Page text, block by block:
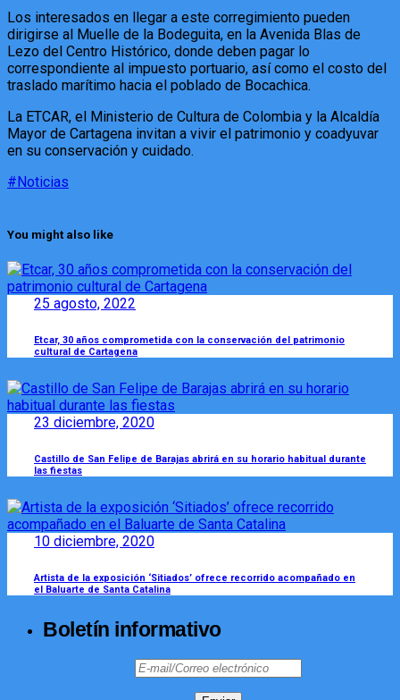
Los interesados en llegar a este corregimiento pueden
dirigirse al Muelle de la Bodeguita, en la Avenida Blas de
Lezo del Centro Histórico, donde deben pagar lo
correspondiente al impuesto portuario, así como el costo del
traslado marítimo hacia el poblado de Bocachica.
La ETCAR, el Ministerio de Cultura de Colombia y la Alcaldía
Mayor de Cartagena invitan a vivir el patrimonio y coadyuvar
en su conservación y cuidado.
#Noticias
You might also like
25 agosto, 2022
Etcar, 30 años comprometida con la conservación del patrimonio
cultural de Cartagena
23 diciembre, 2020
Castillo de San Felipe de Barajas abrirá en su horario habitual durante
las fiestas
10 diciembre, 2020
Artista de la exposición ‘Sitiados’ ofrece recorrido acompañado en
el Baluarte de Santa Catalina
Boletín informativo